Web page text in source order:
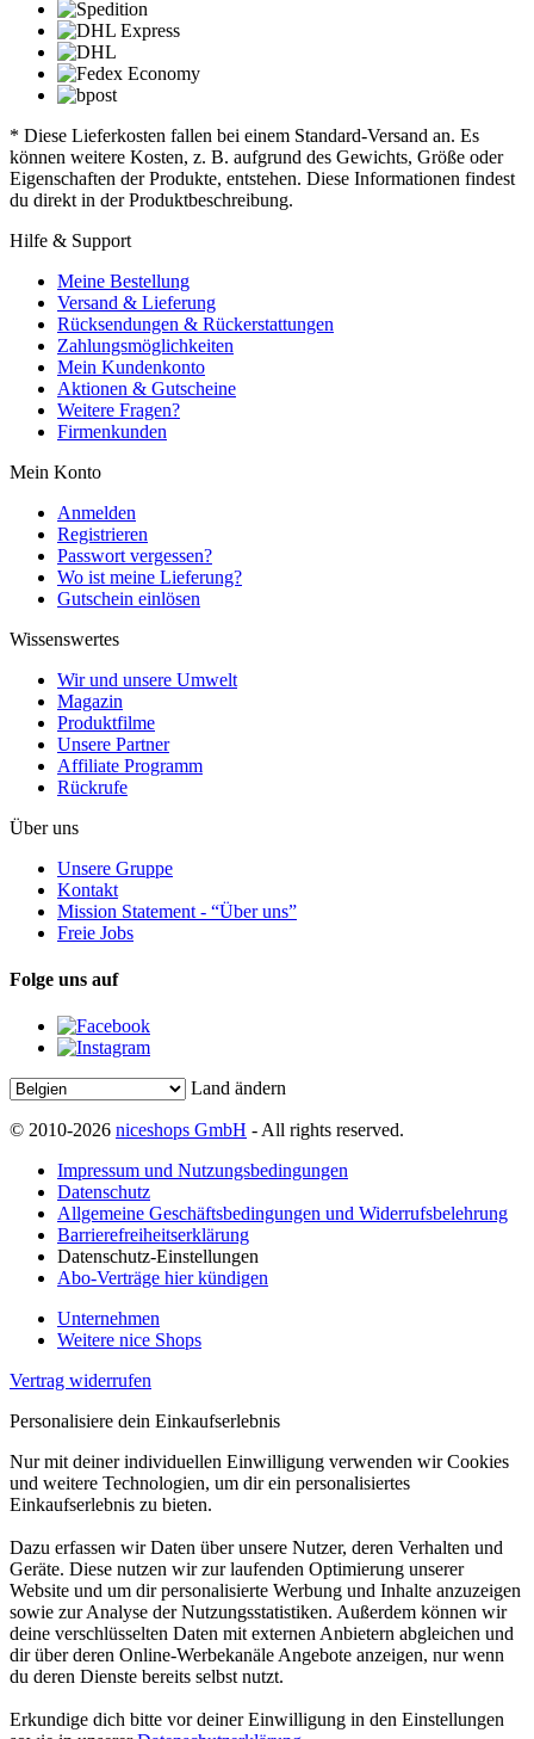
* Diese Lieferkosten fallen bei einem Standard-Versand an. Es
können weitere Kosten, z. B. aufgrund des Gewichts, Größe oder
Eigenschaften der Produkte, entstehen. Diese Informationen findest
du direkt in der Produktbeschreibung.
Hilfe & Support
Meine Bestellung
Versand & Lieferung
Rücksendungen & Rückerstattungen
Zahlungsmöglichkeiten
Mein Kundenkonto
Aktionen & Gutscheine
Weitere Fragen?
Firmenkunden
Mein Konto
Anmelden
Registrieren
Passwort vergessen?
Wo ist meine Lieferung?
Gutschein einlösen
Wissenswertes
Wir und unsere Umwelt
Magazin
Produktfilme
Unsere Partner
Affiliate Programm
Rückrufe
Über uns
Unsere Gruppe
Kontakt
Mission Statement - “Über uns”
Freie Jobs
Folge uns auf
Land ändern
© 2010-2026 niceshops GmbH - All rights reserved.
Impressum und Nutzungsbedingungen
Datenschutz
Allgemeine Geschäftsbedingungen und Widerrufsbelehrung
Barrierefreiheitserklärung
Datenschutz-Einstellungen
Abo-Verträge hier kündigen
Unternehmen
Weitere nice Shops
Vertrag widerrufen
Personalisiere dein Einkaufserlebnis
Nur mit deiner individuellen Einwilligung verwenden wir Cookies
und weitere Technologien, um dir ein personalisiertes
Einkaufserlebnis zu bieten.
Dazu erfassen wir Daten über unsere Nutzer, deren Verhalten und
Geräte. Diese nutzen wir zur laufenden Optimierung unserer
Website und um dir personalisierte Werbung und Inhalte anzuzeigen
sowie zur Analyse der Nutzungsstatistiken. Außerdem können wir
deine verschlüsselten Daten mit externen Anbietern abgleichen und
dir über deren Online-Werbekanäle Angebote anzeigen, nur wenn
du deren Dienste bereits selbst nutzt.
Erkundige dich bitte vor deiner Einwilligung in den Einstellungen